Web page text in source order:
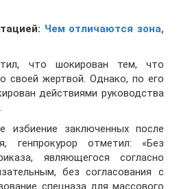
Чем отличаются зона,
что шокирован тем, что
своей жертвой. Однако, по его
действиями руководства
избиение заключенных после
генпрокурор отметил: «Без
являющегося согласно
без согласования с
спецназа для массового